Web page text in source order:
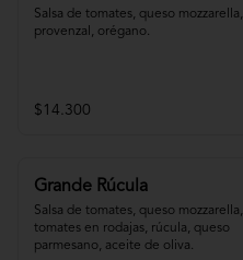
Salsa de tomates, queso mozzarella,
provenzal, orégano.
$14.300
Grande Rúcula
Salsa de tomates, queso mozzarella,
tomates en rodajas, rúcula, queso
parmesano, aceite de oliva.